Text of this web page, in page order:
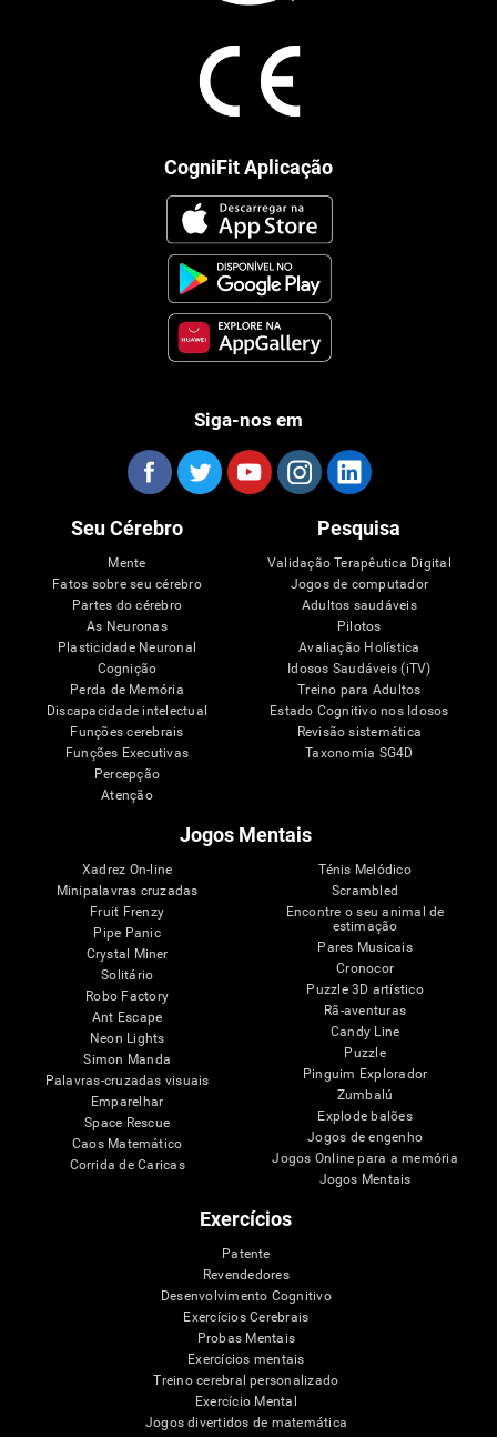
CogniFit Aplicação
Siga-nos em
Seu Cérebro
Mente
Fatos sobre seu cérebro
Partes do cérebro
As Neuronas
Plasticidade Neuronal
Cognição
Perda de Memória
Discapacidade intelectual
Funções cerebrais
Funções Executivas
Percepção
Atenção
Pesquisa
Validação Terapêutica Digital
Jogos de computador
Adultos saudáveis
Pilotos
Avaliação Holística
Idosos Saudáveis (iTV)
Treino para Adultos
Estado Cognitivo nos Idosos
Revisão sistemática
Taxonomia SG4D
Jogos Mentais
Xadrez On-line
Minipalavras cruzadas
Fruit Frenzy
Pipe Panic
Crystal Miner
Solitário
Robo Factory
Ant Escape
Neon Lights
Simon Manda
Palavras-cruzadas visuais
Emparelhar
Space Rescue
Caos Matemático
Corrida de Caricas
Ténis Melódico
Scrambled
Encontre o seu animal de
estimação
Pares Musicais
Cronocor
Puzzle 3D artístico
Rã-aventuras
Candy Line
Puzzle
Pinguim Explorador
Zumbalú
Explode balões
Jogos de engenho
Jogos Online para a memória
Jogos Mentais
Exercícios
Patente
Revendedores
Desenvolvimento Cognitivo
Exercícios Cerebrais
Probas Mentais
Exercícios mentais
Treino cerebral personalizado
Exercício Mental
Jogos divertidos de matemática